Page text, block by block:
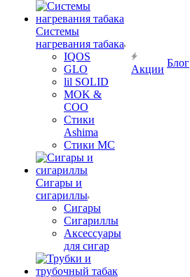
Системы
нагревания табака
IQOS
GLO
lil SOLID
MOK &
COO
Стики
Ashima
Стики MC
Сигары и
сигариллы
Сигары
Сигариллы
Аксессуары
для сигар
Акции
Блог